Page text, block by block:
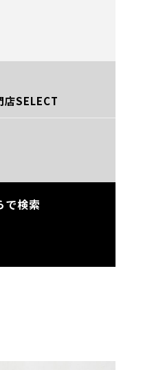
店SELECT
で検索